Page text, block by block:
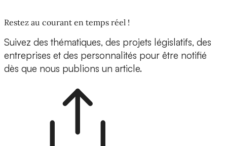
Restez au courant en temps réel !
Suivez des thématiques, des projets législatifs, des
entreprises et des personnalités pour être notifié
dès que nous publions un article.